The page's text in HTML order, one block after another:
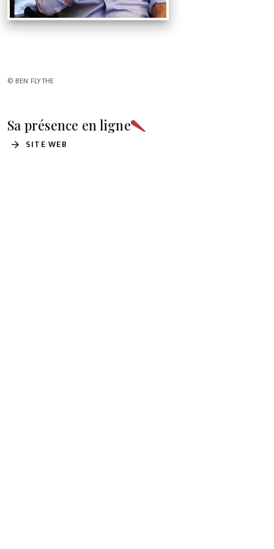
© BEN FLYTHE
Sa présence en ligne
arrow_forward SITE WEB